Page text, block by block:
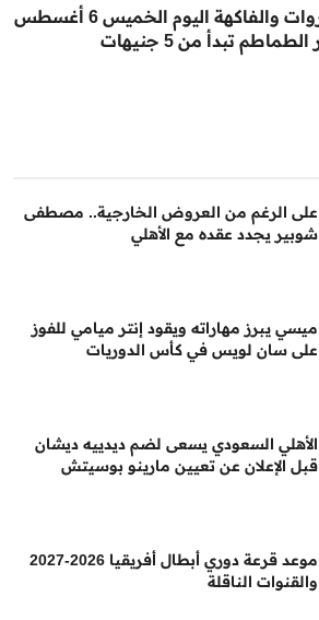
تحديث أسعار الخضروات والفاكهة اليوم الخميس 6 أغسطس
على الرغم من العروض الخارجية.. مصطفى
شوبير يجدد عقده مع الأهلي
ميسي يبرز مهاراته ويقود إنتر ميامي للفوز
على سان لويس في كأس الدوريات
الأهلي السعودي يسعى لضم ديدييه ديشان
قبل الإعلان عن تعيين مارينو بوسيتش
موعد قرعة دوري أبطال أفريقيا 2026-2027
والقنوات الناقلة